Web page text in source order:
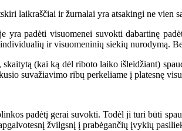
laikraščiai ir žurnalai yra atsakingi ne vien
padėti visuomenei suvokti dabartinę
ir visuomeninių siekių nurodymą.
(kai ką dėl riboto laiko išleidžiant)
suvažiavimo ribų perkeliame į platesnę
padėtį gerai suvokti. Todėl ji turi būti
žvilgsnį į prabėgančių įvykių